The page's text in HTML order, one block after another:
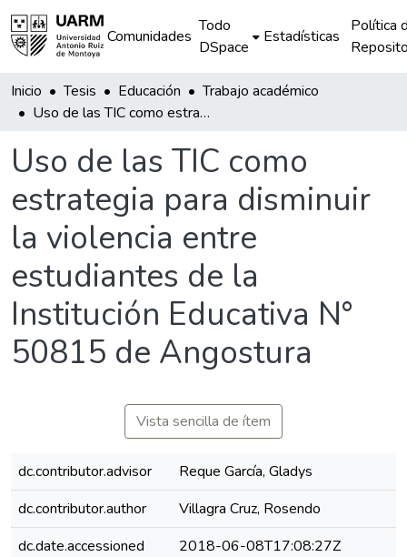
Comunidades
Todo
DSpace
Estadísticas
Política
Inicio Tesis Educación
Trabajo académico
Uso de las TIC como estrategia para disminuir la violencia entre estudiantes de la Institución Educativa N° 50815 de Angostura
Uso de las TIC como
estrategia para disminuir
la violencia entre
estudiantes de la
Institución Educativa N°
50815 de Angostura
Vista sencilla de ítem
dc.contributor.advisor
Reque García, Gladys
dc.contributor.author
Villagra Cruz, Rosendo
dc.date.accessioned
2018-06-08T17:08:27Z